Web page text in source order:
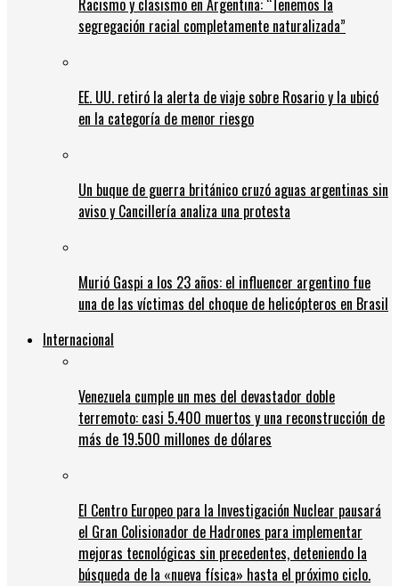
Racismo y clasismo en Argentina: “Tenemos la
segregación racial completamente naturalizada”
EE. UU. retiró la alerta de viaje sobre Rosario y la ubicó
en la categoría de menor riesgo
Un buque de guerra británico cruzó aguas argentinas sin
aviso y Cancillería analiza una protesta
Murió Gaspi a los 23 años: el influencer argentino fue
una de las víctimas del choque de helicópteros en Brasil
Internacional
Venezuela cumple un mes del devastador doble
terremoto: casi 5.400 muertos y una reconstrucción de
más de 19.500 millones de dólares
El Centro Europeo para la Investigación Nuclear pausará
el Gran Colisionador de Hadrones para implementar
mejoras tecnológicas sin precedentes, deteniendo la
búsqueda de la «nueva física» hasta el próximo ciclo.